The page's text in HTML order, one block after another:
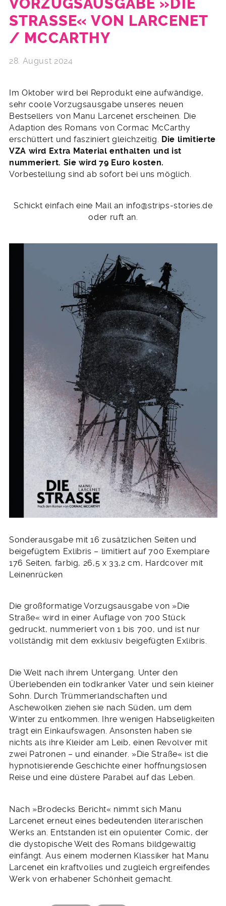
VORZUGSAUSGABE »DIE
STRASSE« VON LARCENET /
MCCARTHY
28. August 2024
Im Oktober wird bei Reprodukt eine aufwändige,
sehr coole Vorzugsausgabe unseres neuen
Bestsellers von Manu Larcenet erscheinen. Die
Adaption des Romans von Cormac McCarthy
erschüttert und fasziniert gleichzeitig. Die limitierte
VZA wird Extra Material enthalten und ist
nummeriert. Sie wird 79 Euro kosten.
Vorbestellung sind ab sofort bei uns möglich.
Schickt einfach eine Mail an info@strips-stories.de
oder ruft an.
Sonderausgabe mit 16 zusätzlichen Seiten und
beigefügtem Exlibris – limitiert auf 700 Exemplare
176 Seiten, farbig, 26,5 x 33,2 cm, Hardcover mit
Leinenrücken
Die großformatige Vorzugsausgabe von »Die
Straße« wird in einer Auflage von 700 Stück
gedruckt, nummeriert von 1 bis 700, und ist nur
vollständig mit dem exklusiv beigefügten Exlibris.
Die Welt nach ihrem Untergang. Unter den
Überlebenden ein todkranker Vater und sein kleiner
Sohn. Durch Trümmerlandschaften und
Aschewolken ziehen sie nach Süden, um dem
Winter zu entkommen. Ihre wenigen Habseligkeiten
trägt ein Einkaufswagen. Ansonsten haben sie
nichts als ihre Kleider am Leib, einen Revolver mit
zwei Patronen – und einander. »Die Straße« ist die
hypnotisierende Geschichte einer hoffnungslosen
Reise und eine düstere Parabel auf das Leben.
Nach »Brodecks Bericht« nimmt sich Manu
Larcenet erneut eines bedeutenden literarischen
Werks an. Entstanden ist ein opulenter Comic, der
die dystopische Welt des Romans bildgewaltig
einfängt. Aus einem modernen Klassiker hat Manu
Larcenet ein kraftvolles und zugleich ergreifendes
Werk von erhabener Schönheit gemacht.